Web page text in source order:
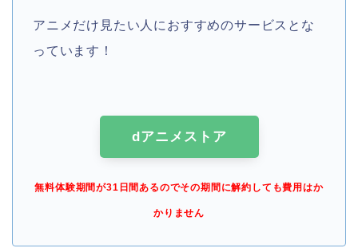
アニメだけ見たい人におすすめのサービスとな
っています！
dアニメストア
無料体験期間が31日間あるのでその期間に解約しても費用はか
かりません